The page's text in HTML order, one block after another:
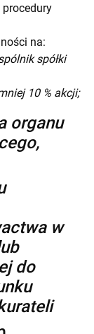
na:
spółki
10 % akcji;
organu
w
do